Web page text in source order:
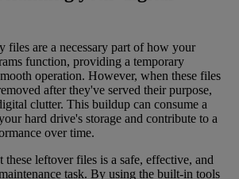
files are a necessary part of how your
function, providing a temporary
operation. However, when these files
after they've served their purpose,
clutter. This buildup can consume a
hard drive's storage and contribute to a
over time.
leftover files is a safe, effective, and
task. By using the built-in tools